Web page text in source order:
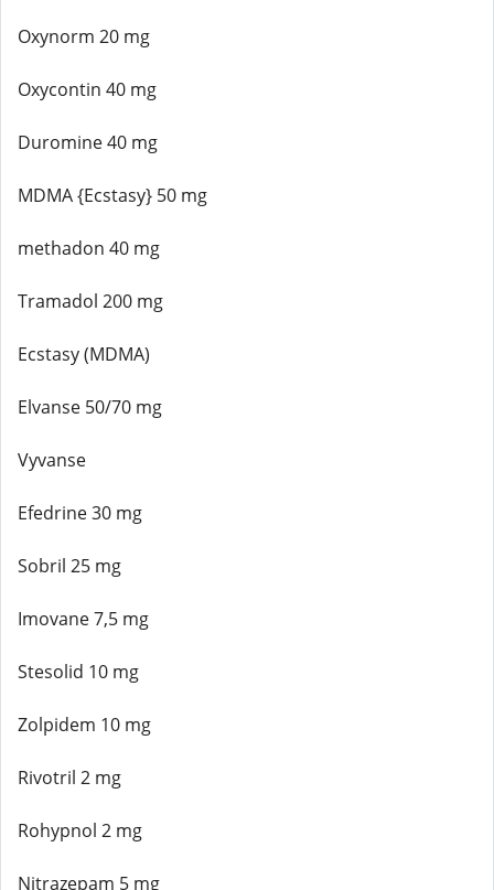
Oxynorm 20 mg
Oxycontin 40 mg
Duromine 40 mg
MDMA {Ecstasy} 50 mg
methadon 40 mg
Tramadol 200 mg
Ecstasy (MDMA)
Elvanse 50/70 mg
Vyvanse
Efedrine 30 mg
Sobril 25 mg
Imovane 7,5 mg
Stesolid 10 mg
Zolpidem 10 mg
Rivotril 2 mg
Rohypnol 2 mg
Nitrazepam 5 mg